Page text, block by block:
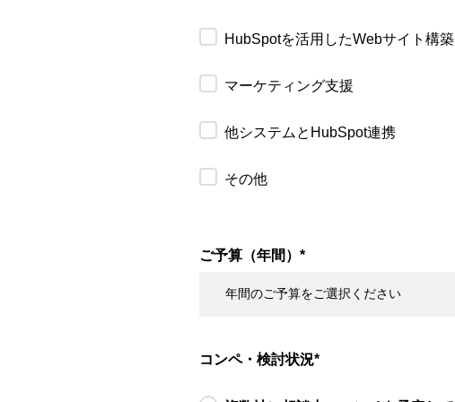
HubSpotを活用したWebサイト構築
マーケティング支援
他システムとHubSpot連携
その他
ご予算（年間） *
コンペ・検討状況*